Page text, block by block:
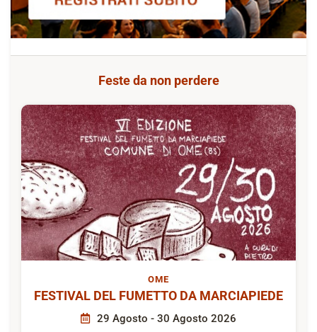
Feste da non perdere
OME
FESTIVAL DEL FUMETTO DA MARCIAPIEDE
29 Agosto - 30 Agosto 2026